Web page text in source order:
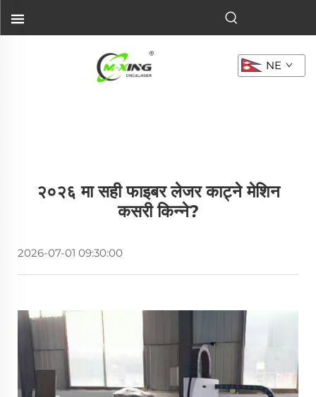
NE
२०२६ मा सही फाइबर लेजर काट्ने मेशिन
कसरी किन्ने?
2026-07-01 09:30:00